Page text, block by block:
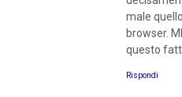
male
browser.
questo
Rispondi